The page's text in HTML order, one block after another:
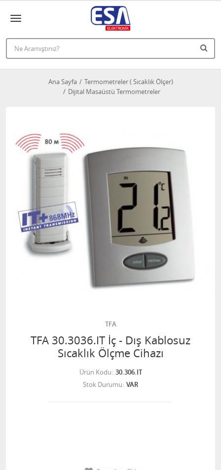
Ana Sayfa
Termometreler ( Sıcaklık Ölçer)
Dijital Masaüstü Termometreler
TFA
TFA 30.3036.IT İç - Dış Kablosuz
Sıcaklık Ölçme Cihazı
Ürün Kodu 30.306.IT
Stok Durumu VAR